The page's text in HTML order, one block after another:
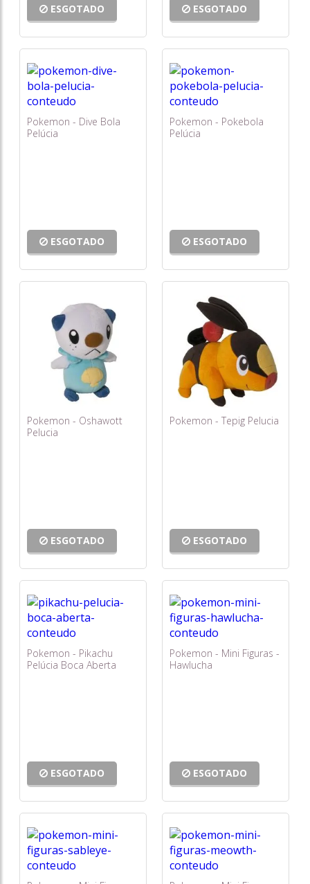
ESGOTADO ESGOTADO
Pokemon - Dive Bola
Pelúcia
ESGOTADO
Pokemon - Pokebola
Pelúcia
ESGOTADO
Pokemon - Oshawott
Pelucia
ESGOTADO
Pokemon - Tepig Pelucia
ESGOTADO
Pokemon - Pikachu
Pelúcia Boca Aberta
ESGOTADO
Pokemon - Mini Figuras -
Hawlucha
ESGOTADO